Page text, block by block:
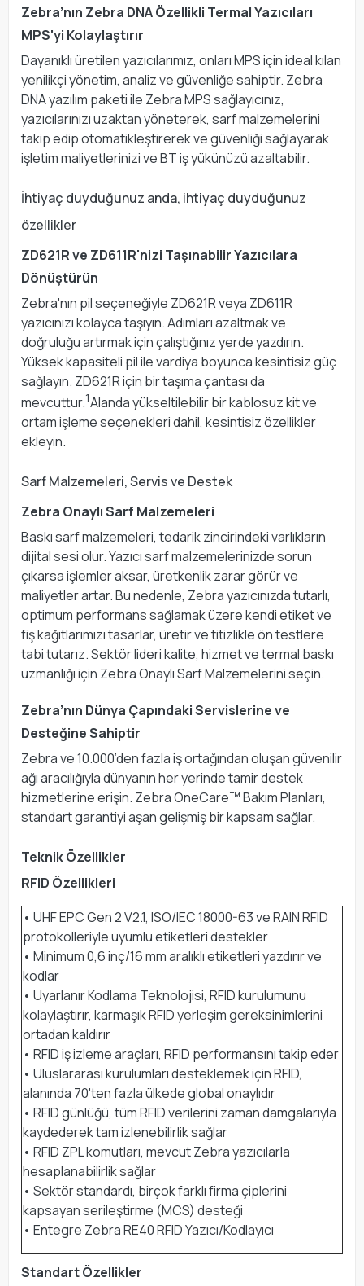
Zebra’nın Zebra DNA Özellikli Termal Yazıcıları
MPS'yi Kolaylaştırır
Dayanıklı üretilen yazıcılarımız, onları MPS için ideal kılan
yenilikçi yönetim, analiz ve güvenliğe sahiptir. Zebra
DNA yazılım paketi ile Zebra MPS sağlayıcınız,
yazıcılarınızı uzaktan yöneterek, sarf malzemelerini
takip edip otomatikleştirerek ve güvenliği sağlayarak
işletim maliyetlerinizi ve BT iş yükünüzü azaltabilir.
İhtiyaç duyduğunuz anda, ihtiyaç duyduğunuz
özellikler
ZD621R ve ZD611R'nizi Taşınabilir Yazıcılara
Dönüştürün
Zebra'nın pil seçeneğiyle ZD621R veya ZD611R
yazıcınızı kolayca taşıyın. Adımları azaltmak ve
doğruluğu artırmak için çalıştığınız yerde yazdırın.
Yüksek kapasiteli pil ile vardiya boyunca kesintisiz güç
sağlayın. ZD621R için bir taşıma çantası da
mevcuttur.1Alanda yükseltilebilir bir kablosuz kit ve
ortam işleme seçenekleri dahil, kesintisiz özellikler
ekleyin.
Sarf Malzemeleri, Servis ve Destek
Zebra Onaylı Sarf Malzemeleri
Baskı sarf malzemeleri, tedarik zincirindeki varlıkların
dijital sesi olur. Yazıcı sarf malzemelerinizde sorun
çıkarsa işlemler aksar, üretkenlik zarar görür ve
maliyetler artar. Bu nedenle, Zebra yazıcınızda tutarlı,
optimum performans sağlamak üzere kendi etiket ve
fiş kağıtlarımızı tasarlar, üretir ve titizlikle ön testlere
tabi tutarız. Sektör lideri kalite, hizmet ve termal baskı
uzmanlığı için Zebra Onaylı Sarf Malzemelerini seçin.
Zebra’nın Dünya Çapındaki Servislerine ve
Desteğine Sahiptir
Zebra ve 10.000’den fazla iş ortağından oluşan güvenilir
ağı aracılığıyla dünyanın her yerinde tamir destek
hizmetlerine erişin. Zebra OneCare™ Bakım Planları,
standart garantiyi aşan gelişmiş bir kapsam sağlar.
Teknik Özellikler
RFID Özellikleri
• UHF EPC Gen 2 V2.1, ISO/IEC 18000-63 ve RAIN RFID
protokolleriyle uyumlu etiketleri destekler
• Minimum 0,6 inç/16 mm aralıklı etiketleri yazdırır ve
kodlar
• Uyarlanır Kodlama Teknolojisi, RFID kurulumunu
kolaylaştırır, karmaşık RFID yerleşim gereksinimlerini
ortadan kaldırır
• RFID iş izleme araçları, RFID performansını takip eder
• Uluslararası kurulumları desteklemek için RFID,
alanında 70'ten fazla ülkede global onaylıdır
• RFID günlüğü, tüm RFID verilerini zaman damgalarıyla
kaydederek tam izlenebilirlik sağlar
• RFID ZPL komutları, mevcut Zebra yazıcılarla
hesaplanabilirlik sağlar
• Sektör standardı, birçok farklı firma çiplerini
kapsayan serileştirme (MCS) desteği
• Entegre Zebra RE40 RFID Yazıcı/Kodlayıcı
Standart Özellikler